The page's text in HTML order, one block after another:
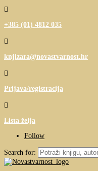

+385 (01) 4812 035

knjizara@novastvarnost.hr

Prijava/registracija

Lista želja
Follow
Search for: